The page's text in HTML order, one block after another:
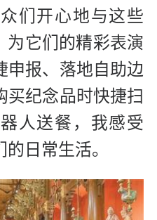
们开心地与这些
为它们的精彩表演
申报、落地自助边
买纪念品时快捷扫
人送餐，我感受
日常生活。